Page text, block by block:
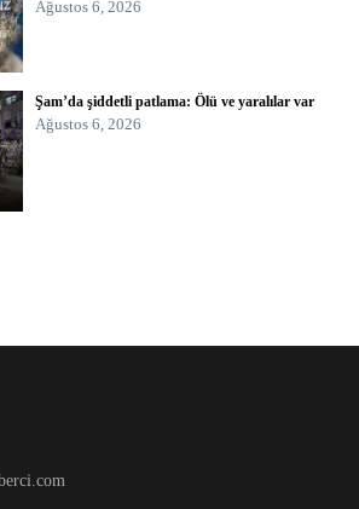
Ağustos 6, 2026
Şam’da şiddetli patlama: Ölü ve yaralılar var
Ağustos 6, 2026